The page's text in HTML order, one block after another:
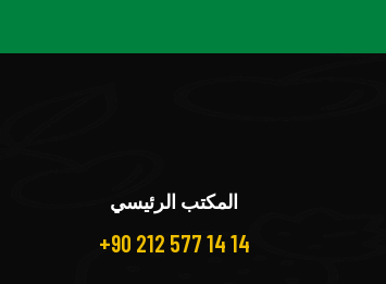
المكتب الرئيسي
+90 212 577 14 14